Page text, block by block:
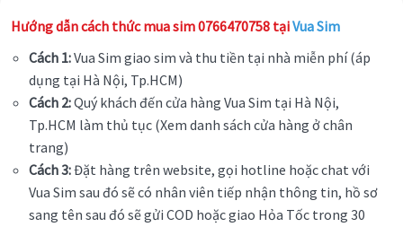
Hướng dẫn cách thức mua sim 0766470758 tạiVua Sim
Cách 1:Vua Sim giao sim và thu tiền tại nhà miễn phí (áp
dụng tại Hà Nội, Tp.HCM)
Cách 2:Quý khách đến cửa hàng Vua Sim tại Hà Nội,
Tp.HCM làm thủ tục (Xem danh sách cửa hàng ở chân
trang)
Cách 3:Đặt hàng trên website, gọi hotline hoặc chat với
Vua Sim sau đó sẽ có nhân viên tiếp nhận thông tin, hồ sơ
sang tên sau đó sẽ gửi COD hoặc giao Hỏa Tốc trong 30